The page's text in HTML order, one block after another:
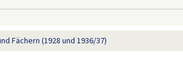
Fächern (1928 und 1936/37)